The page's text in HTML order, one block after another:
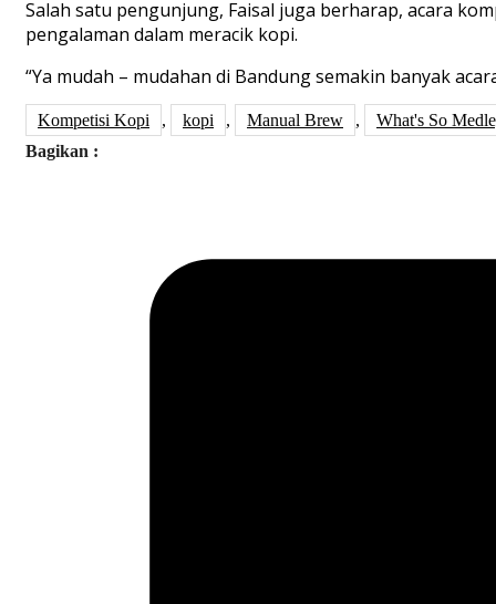
Salah satu pengunjung, Faisal juga berharap, acara
pengalaman dalam meracik kopi.
“Ya mudah – mudahan di Bandung semakin banyak
Kompetisi Kopi , kopi , Manual Brew ,
What's So
Bagikan :